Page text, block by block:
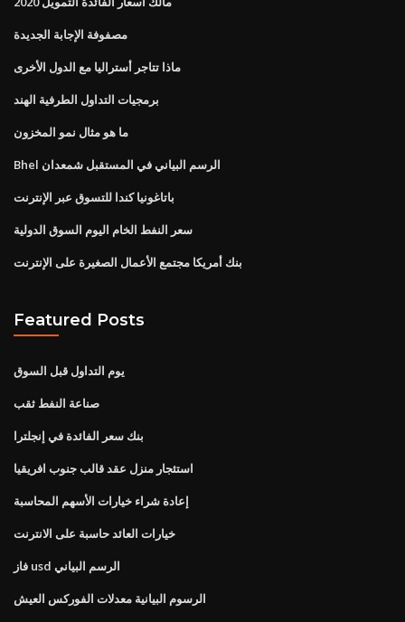
مصفوفة الإجابة الجديدة
ماذا تتاجر أستراليا مع الدول الأخرى
برمجيات التداول الطرفية الهند
ما هو مثال نمو المخزون
Bhel الرسم البياني في المستقبل شمعدان
باتاغونيا كندا للتسوق عبر الإنترنت
سعر النفط الخام اليوم السوق الدولية
بنك أمريكا مجتمع الأعمال الصغيرة على الإنترنت
Featured Posts
يوم التداول قبل السوق
صناعة النفط ثقب
بنك سعر الفائدة في إنجلترا
استئجار منزل عقد قالب جنوب افريقيا
إعادة شراء خيارات الأسهم المحاسبة
خيارات العائد حاسبة على الانترنت
فاز usd الرسم البياني
الرسوم البيانية معدلات الفوركس العيش